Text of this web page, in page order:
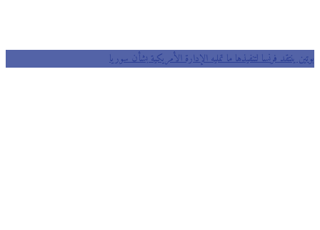
بوتين ينتقد فرنسا لتنفيذها ما تمليه الإدارة الأمريكية بشأن سوريا